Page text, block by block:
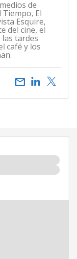
de
El
Esquire,
del cine, el
las tardes
café y los
email